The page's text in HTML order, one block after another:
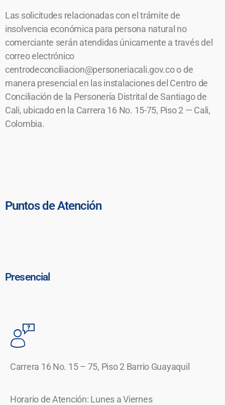
Las solicitudes relacionadas con el trámite de
insolvencia económica para persona natural no
comerciante serán atendidas únicamente a través del
correo electrónico
centrodeconciliacion@personeriacali.gov.co o de
manera presencial en las instalaciones del Centro de
Conciliación de la Personería Distrital de Santiago de
Cali, ubicado en la Carrera 16 No. 15-75, Piso 2 — Cali,
Colombia.
Puntos de Atención
Presencial
Carrera 16 No. 15 – 75, Piso 2 Barrio Guayaquil
Horario de Atención: Lunes a Viernes